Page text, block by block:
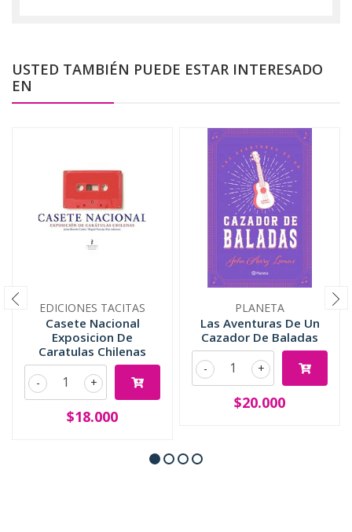
USTED TAMBIÉN PUEDE ESTAR INTERESADO
EN
EDICIONES TACITAS
Casete Nacional
Exposicion De
Caratulas Chilenas
+
-
$18.000
PLANETA
Las Aventuras De Un
Cazador De Baladas
+
-
$20.000